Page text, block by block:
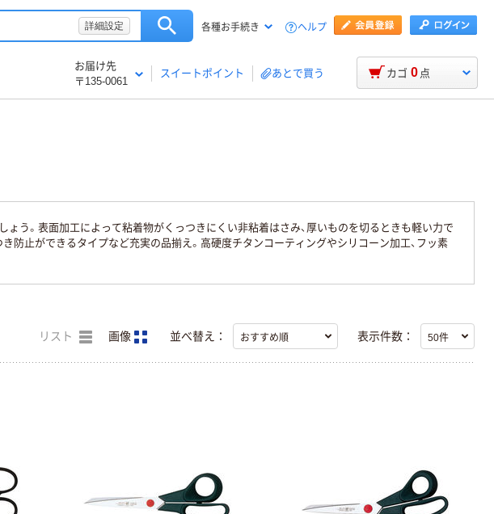
詳細設定 各種お手続き ヘルプ
お届け先
〒135-0061
スイートポイント あとで買う カゴ 0 点
ょう。表面加工によって粘着物がくっつきにくい非粘着はさみ、厚いものを切るときも軽い力で
防止ができるタイプなど充実の品揃え。高硬度チタンコーティングやシリコーン加工、フッ素
リスト 画像 並べ替え： 表示件数：